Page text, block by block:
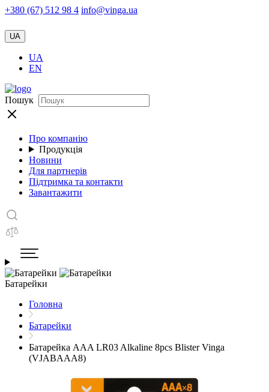
+380 (67) 512 98 4 info@vinga.ua
UA
UA
EN
Пошук
Про компанію
Продукція
Новини
Для партнерів
Підтримка та контакти
Завантажити
Батарейки
Головна
Батарейки
Батарейка AAA LR03 Alkaline 8pcs Blister Vinga
(VJABAAA8)